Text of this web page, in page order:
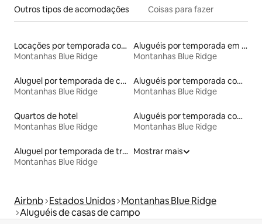
Outros tipos de acomodações Coisas para fazer
Locações por temporada com piscina
Montanhas Blue Ridge
Aluguéis por temporada em acampamentos
Montanhas Blue Ridge
Aluguel por temporada de casas na árvore
Montanhas Blue Ridge
Aluguéis por temporada com caiaque
Montanhas Blue Ridge
Quartos de hotel
Montanhas Blue Ridge
Aluguéis por temporada com café da manhã
Montanhas Blue Ridge
Aluguel por temporada de trens
Montanhas Blue Ridge
Mostrar mais
Airbnb Estados Unidos Montanhas Blue Ridge
Aluguéis de casas de campo